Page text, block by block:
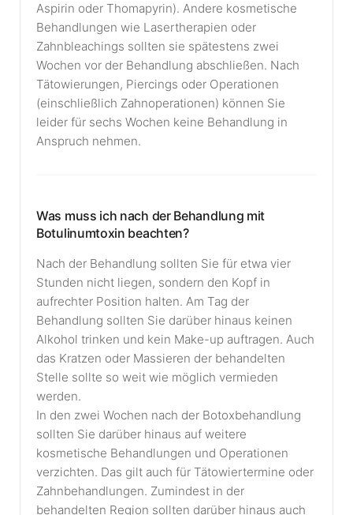
Aspirin oder Thomapyrin). Andere kosmetische
Behandlungen wie Lasertherapien oder
Zahnbleachings sollten sie spätestens zwei
Wochen vor der Behandlung abschließen. Nach
Tätowierungen, Piercings oder Operationen
(einschließlich Zahnoperationen) können Sie
leider für sechs Wochen keine Behandlung in
Anspruch nehmen.
Was muss ich nach der Behandlung mit
Botulinumtoxin beachten?
Nach der Behandlung sollten Sie für etwa vier
Stunden nicht liegen, sondern den Kopf in
aufrechter Position halten. Am Tag der
Behandlung sollten Sie darüber hinaus keinen
Alkohol trinken und kein Make-up auftragen. Auch
das Kratzen oder Massieren der behandelten
Stelle sollte so weit wie möglich vermieden
werden.
In den zwei Wochen nach der Botoxbehandlung
sollten Sie darüber hinaus auf weitere
kosmetische Behandlungen und Operationen
verzichten. Das gilt auch für Tätowiertermine oder
Zahnbehandlungen. Zumindest in der
behandelten Region sollten darüber hinaus auch